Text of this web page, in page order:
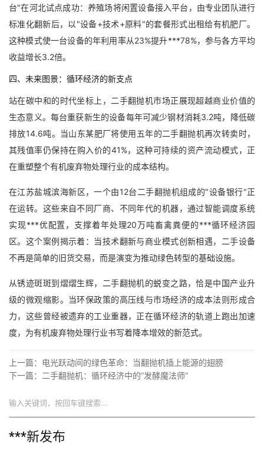
台"在河北试点成功：养殖场将闲置设备接入平台，由专业团队进行
标准化翻新后，以"设备+技术+原料"的套餐形式出租给有机肥厂。
这种模式使一台设备的年利用率从23%提升***78%，参与各方平均
收益增长3.2倍。
四、未来图景：循环经济的新支点
站在碳中和的时代坐标上，二手翻抛机市场正展现超越商业价值的
生态意义。每台重获新生的设备每年可减少钢材消耗3.2吨，降低碳
排放14.6吨。当山东某肥厂将使用五年的二手翻抛机再次转卖时，
其残值率仍保持在购入价的41%，这种可持续的资产流动模式，正
在重塑整个有机废弃物处理行业的成本结构。
在江苏盐城滨海新区，一个由12台二手翻抛机组成的"设备银行"正
在运转。这些来自不同厂商、不同年代的机器，通过智能调度系统
实现***优配置，支撑着年处理20万吨畜禽粪便的***循环经济园
区。这个案例揭示着：当技术翻新与商业模式创新相遇，二手设备
不再是简单的旧货交易，而是演变为推动绿色转型的基础设施。
从锈迹斑斑到熠熠生辉，二手翻抛机的蜕变之路，恰是中国产业升
级的微观缩影。当环保政策的高压线与市场经济的成本法则形成合
力，这些曾经被遗弃的工业重器，正在循环经济的轨道上跑出加速
度，为有机废弃物处理行业书写着降本增效的新范式。
上一篇： 电光跃动间的绿色革命：当翻抛机插上能源的翅膀
下一篇：
二手翻抛机：循环经济中的“发酵魔法师”
***新发布